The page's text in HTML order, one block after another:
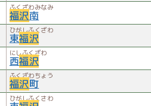
ふくざわみなみ
福沢南
ひがしふくざわ
東福沢
にしふくざわ
西福沢
ふくざわちょう
福沢町
ひがしふくさわ